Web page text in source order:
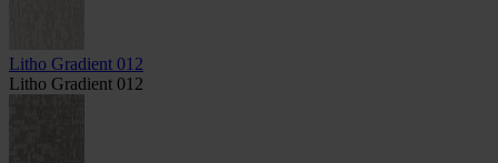
Litho Gradient 012
Litho Gradient 012